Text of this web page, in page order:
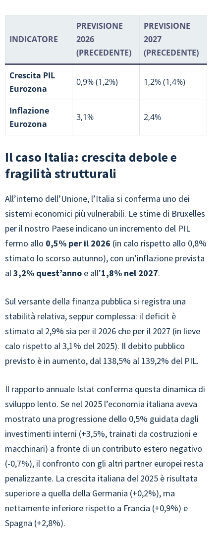
INDICATORE
PREVISIONE
2026
(PRECEDENTE)
PREVISIONE
2027
(PRECEDENTE)
Crescita PIL
Eurozona
0,9% (1,2%) 1,2% (1,4%)
Inflazione
Eurozona
3,1% 2,4%
Il caso Italia: crescita debole e
fragilità strutturali
All’interno dell’Unione, l’Italia si conferma uno dei
sistemi economici più vulnerabili. Le stime di Bruxelles
per il nostro Paese indicano un incremento del PIL
fermo allo 0,5% per il 2026 (in calo rispetto allo 0,8%
stimato lo scorso autunno), con un’inflazione prevista
al3,2% quest’anno e all’1,8% nel 2027.
Sul versante della finanza pubblica si registra una
stabilità relativa, seppur complessa: il deficit è
stimato al 2,9% sia per il 2026 che per il 2027 (in lieve
calo rispetto al 3,1% del 2025). Il debito pubblico
previsto è in aumento, dal 138,5% al 139,2% del PIL.
Il rapporto annuale Istat conferma questa dinamica di
sviluppo lento. Se nel 2025 l’economia italiana aveva
mostrato una progressione dello 0,5% guidata dagli
investimenti interni (+3,5%, trainati da costruzioni e
macchinari) a fronte di un contributo estero negativo
(-0,7%), il confronto con gli altri partner europei resta
penalizzante. La crescita italiana del 2025 è risultata
superiore a quella della Germania (+0,2%), ma
nettamente inferiore rispetto a Francia (+0,9%) e
Spagna (+2,8%).